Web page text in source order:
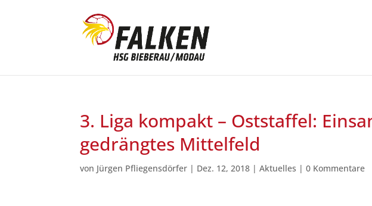
3. Liga kompakt – Oststaffel:
gedrängtes Mittelfeld
von Jürgen Pfliegensdörfer | Dez. 12, 2018 |Aktuelles |0 Kommentare